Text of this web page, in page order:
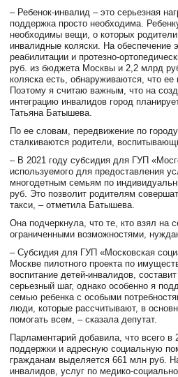
– Ребенок-инвалид – это серьезная
поддержка просто необходима.
необходимы вещи, о которых
инвалидные коляски. На обеспечение
реабилитации и протезно-
руб. из бюджета Москвы и 2,2 млрд
коляска есть, обнаруживаются, что
Поэтому я считаю важным, что на
интеграцию инвалидов город
Татьяна Батышева.
По ее словам, передвижение по
сталкиваются родители,
– В 2021 году субсидия для ГУП
используемого для предоставления
многодетным семьям по
руб. Это позволит родителям
такси, – отметила Батышева.
Она подчеркнула, что те, кто взял на
ограниченными возможностями,
– Субсидия для ГУП «Московская
Москве пилотного проекта по
воспитание детей-инвалидов,
серьезный шаг, однако особенно я
семью ребенка с особыми
люди, которые рассчитывают, в
помогать всем, – сказала депутат.
Парламентарий добавила, что всего
поддержки и адресную социальную
гражданам выделяется 661 млн руб.
инвалидов, услуг по медико-